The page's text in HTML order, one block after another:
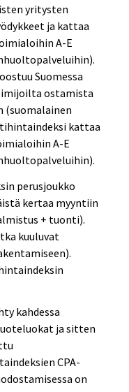
yritysten
ja kattaa
A-E
Suomessa
ostamista
(suomalainen
kattaa
A-E
perusjoukko
kertaa myyntiin
+ tuonti).
kuuluvat
kahdessa
ja sitten
CPA-
on